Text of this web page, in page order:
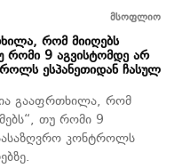
მსოფლიო
რომ მიიღებს
რომი 9 აგვისტომდე არ
ესპანეთიდან ჩასულ
გააფრთხილა, რომ
თუ რომი 9
კონტროლს